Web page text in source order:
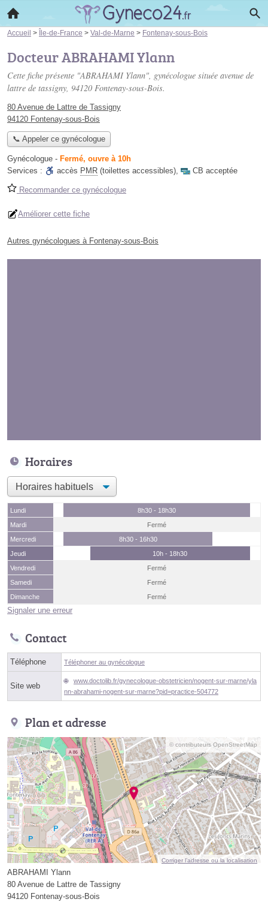
Accueil > Île-de-France > Val-de-Marne > Fontenay-sous-Bois
Docteur ABRAHAMI Ylann
Cette fiche présente "ABRAHAMI Ylann", gynécologue située avenue de
lattre de tassigny, 94120 Fontenay-sous-Bois.
80 Avenue de Lattre de Tassigny
94120 Fontenay-sous-Bois
📞 Appeler ce gynécologue
Gynécologue - Fermé, ouvre à 10h
Services :
accès PMR (toilettes accessibles), CB acceptée
Recommander ce gynécologue
Améliorer cette fiche
Autres gynécologues à Fontenay-sous-Bois
Horaires
Lundi
8h30 - 18h30
Mardi
Fermé
Mercredi
8h30 - 16h30
Jeudi
10h - 18h30
Vendredi
Fermé
Samedi
Fermé
Dimanche
Fermé
Signaler une erreur
Contact
Téléphone Téléphoner au gynécologue
Site web
www.doctolib.fr/gynecologue-obstetricien/nogent-sur-marne/yla
nn-abrahami-nogent-sur-marne?pid=practice-504772
Plan et adresse
© contributeurs OpenStreetMap
Corriger l’adresse ou la localisation
ABRAHAMI Ylann
80 Avenue de Lattre de Tassigny
94120 Fontenay-sous-Bois